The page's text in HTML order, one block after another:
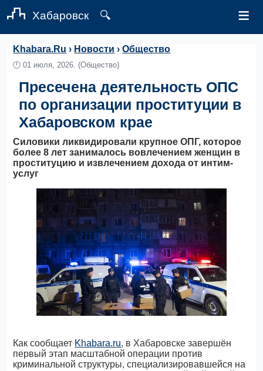
Хабаровск 🔍 ≡
Khabara.Ru › Новости ›Общество
🕛01 июля, 2026. (Общество)
Пресечена деятельность ОПС
по организации проституции в
Хабаровском крае
Силовики ликвидировали крупное ОПГ, которое
более 8 лет занималось вовлечением женщин в
проституцию и извлечением дохода от интим-
услуг
Как сообщает Khabara.ru, в Хабаровске завершён
первый этап масштабной операции против
криминальной структуры, специализировавшейся на